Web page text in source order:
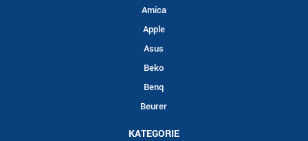
Amica
Apple
Asus
Beko
Benq
Beurer
KATEGORIE